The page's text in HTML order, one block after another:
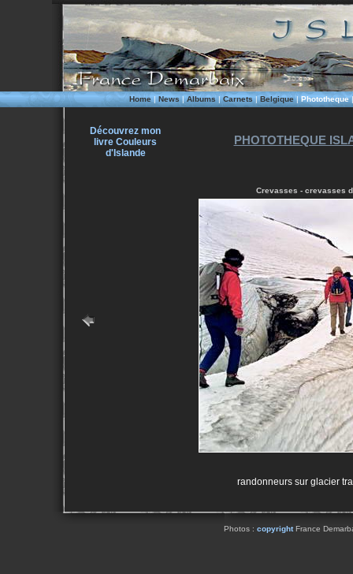
Home|News|Albums|Carnets|Belgique|Phototheque
Découvrez mon
livre Couleurs
d'Islande
PHOTOTHEQUE
Crevasses - crevasses
randonneurs sur glacier
Photos : copyrightFrance